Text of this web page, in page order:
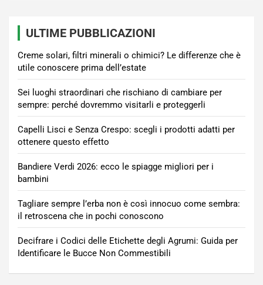
ULTIME PUBBLICAZIONI
Creme solari, filtri minerali o chimici? Le differenze che è
utile conoscere prima dell’estate
Sei luoghi straordinari che rischiano di cambiare per
sempre: perché dovremmo visitarli e proteggerli
Capelli Lisci e Senza Crespo: scegli i prodotti adatti per
ottenere questo effetto
Bandiere Verdi 2026: ecco le spiagge migliori per i
bambini
Tagliare sempre l’erba non è così innocuo come sembra:
il retroscena che in pochi conoscono
Decifrare i Codici delle Etichette degli Agrumi: Guida per
Identificare le Bucce Non Commestibili